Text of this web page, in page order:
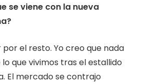
se viene con la nueva
el resto. Yo creo que nada
que vivimos tras el estallido
El mercado se contrajo